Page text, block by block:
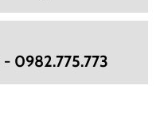
0982.775.773